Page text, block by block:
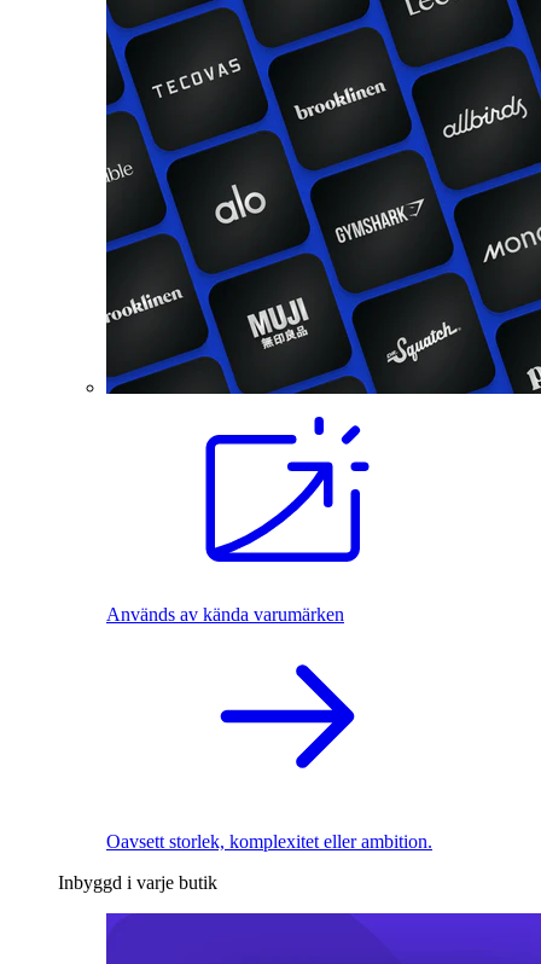
Används av kända varumärken
Oavsett storlek, komplexitet eller ambition.
Inbyggd i varje butik